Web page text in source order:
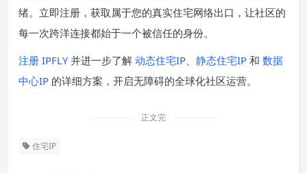
绪。立即注册，获取属于您的真实住宅网络出口，让社区的
每一次跨洋连接都始于一个被信任的身份。
注册 IPFLY并进一步了解 动态住宅IP、 静态住宅IP 和 数据
中心IP 的详细方案，开启无障碍的全球化社区运营。
正文完
住宅IP